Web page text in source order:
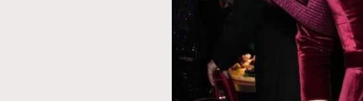
AFrenchMind